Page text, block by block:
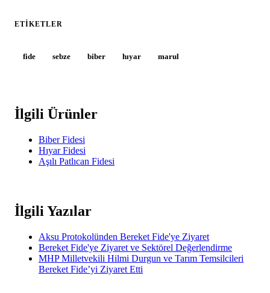
ETIKETLER
fide sebze biber hıyar marul
İlgili Ürünler
Biber Fidesi
Hıyar Fidesi
Aşılı Patlıcan Fidesi
İlgili Yazılar
Aksu Protokolünden Bereket Fide'ye Ziyaret
Bereket Fide'ye Ziyaret ve Sektörel Değerlendirme
MHP Milletvekili Hilmi Durgun ve Tarım Temsilcileri
Bereket Fide’yi Ziyaret Etti